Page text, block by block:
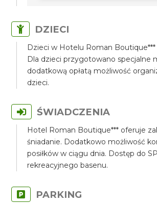
DZIECI
Dzieci w Hotelu Roman Boutique***
Dla dzieci przygotowano specjalne
dodatkową opłatą możliwość
dzieci.
ŚWIADCZENIA
Hotel Roman Boutique*** oferuje
śniadanie. Dodatkowo możliwość
posiłków w ciągu dnia. Dostęp do
rekreacyjnego basenu.
PARKING